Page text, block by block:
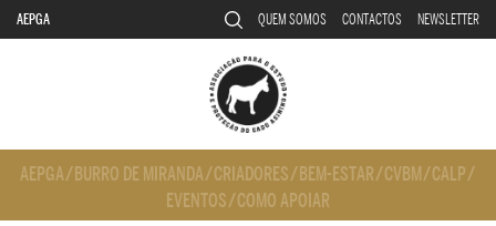
AEPGA QUEM SOMOS CONTACTOS NEWSLETTER
AEPGA/ BURRO DE MIRANDA/CRIADORES/ BEM-ESTAR/CVBM/CALP/
EVENTOS/COMO APOIAR